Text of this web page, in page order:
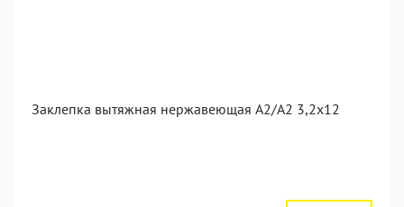
Заклепка вытяжная нержавеющая A2/A2 3,2x12